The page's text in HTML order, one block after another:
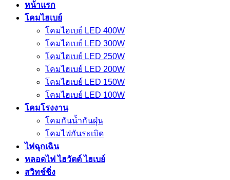
หน้าแรก
โคมไฮเบย์
โคมไฮเบย์ LED 400W
โคมไฮเบย์ LED 300W
โคมไฮเบย์ LED 250W
โคมไฮเบย์ LED 200W
โคมไฮเบย์ LED 150W
โคมไฮเบย์ LED 100W
โคมโรงงาน
โคมกันน้ำกันฝุ่น
โคมไฟกันระเบิด
ไฟฉุกเฉิน
หลอดไฟ ไฮวัตต์ ไฮเบย์
สวิทช์ชิ่ง